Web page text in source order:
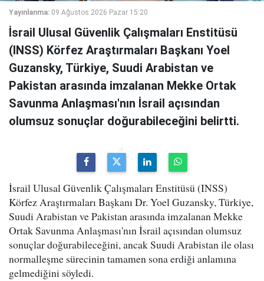
Yayınlanma: 09 Ağustos 2026 Pazar 15:20
İsrail Ulusal Güvenlik Çalışmaları Enstitüsü
(INSS) Körfez Araştırmaları Başkanı Yoel
Guzansky, Türkiye, Suudi Arabistan ve
Pakistan arasında imzalanan Mekke Ortak
Savunma Anlaşması'nın İsrail açısından
olumsuz sonuçlar doğurabileceğini belirtti.
İsrail Ulusal Güvenlik Çalışmaları Enstitüsü (INSS)
Körfez Araştırmaları Başkanı Dr. Yoel Guzansky, Türkiye,
Suudi Arabistan ve Pakistan arasında imzalanan Mekke
Ortak Savunma Anlaşması'nın İsrail açısından olumsuz
sonuçlar doğurabileceğini, ancak Suudi Arabistan ile olası
normalleşme sürecinin tamamen sona erdiği anlamına
gelmediğini söyledi.